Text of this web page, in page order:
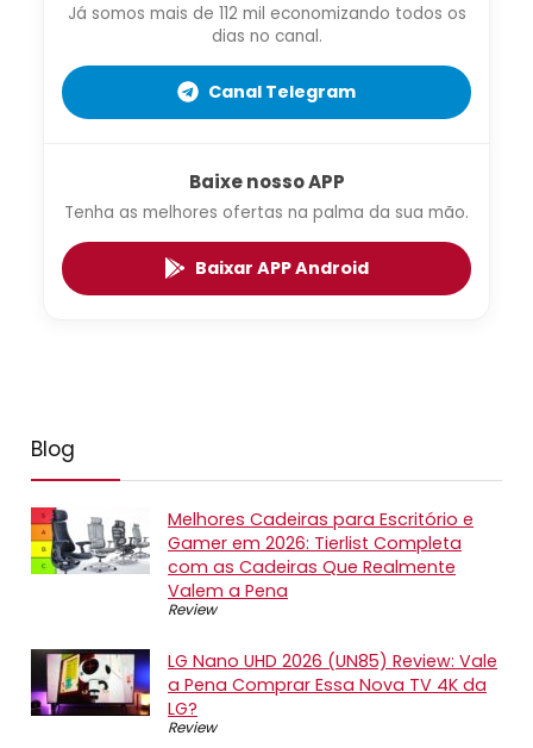
Já somos mais de 112 mil economizando todos os
dias no canal.
Canal Telegram
Baixe nosso APP
Tenha as melhores ofertas na palma da sua mão.
Baixar APP Android
Blog
Melhores Cadeiras para Escritório e
Gamer em 2026: Tierlist Completa
com as Cadeiras Que Realmente
Valem a Pena
Review
LG Nano UHD 2026 (UN85) Review: Vale
a Pena Comprar Essa Nova TV 4K da
LG?
Review